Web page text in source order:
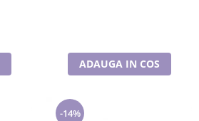
ADAUGA IN COS
-14%